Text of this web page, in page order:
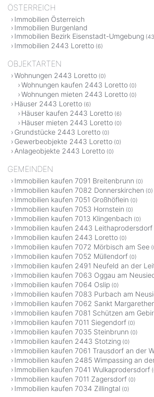
ÖSTERREICH
Immobilien Österreich
Immobilien Burgenland
Immobilien Bezirk Eisenstadt-Umgebung
Immobilien 2443 Loretto (6)
OBJEKTARTEN
Wohnungen 2443 Loretto (0)
Wohnungen kaufen 2443 Loretto (0)
Wohnungen mieten 2443 Loretto (0)
Häuser 2443 Loretto (6)
Häuser kaufen 2443 Loretto (6)
Häuser mieten 2443 Loretto (0)
Grundstücke 2443 Loretto (0)
Gewerbeobjekte 2443 Loretto (0)
Anlageobjekte 2443 Loretto (0)
GEMEINDEN
Immobilien kaufen 7091 Breitenbrunn (0)
Immobilien kaufen 7082 Donnerskirchen (0)
Immobilien kaufen 7051 Großhöflein (0)
Immobilien kaufen 7053 Hornstein (0)
Immobilien kaufen 7013 Klingenbach (0)
Immobilien kaufen 2443 Leithaprodersdorf
Immobilien kaufen 2443 Loretto (0)
Immobilien kaufen 7072 Mörbisch am See
Immobilien kaufen 7052 Müllendorf (0)
Immobilien kaufen 2491 Neufeld an der
Immobilien kaufen 7063 Oggau am
Immobilien kaufen 7064 Oslip (0)
Immobilien kaufen 7083 Purbach am
Immobilien kaufen 7062 Sankt
Immobilien kaufen 7081 Schützen am
Immobilien kaufen 7011 Siegendorf (0)
Immobilien kaufen 7035 Steinbrunn (0)
Immobilien kaufen 2443 Stotzing (0)
Immobilien kaufen 7061 Trausdorf an der
Immobilien kaufen 2485 Wimpassing an
Immobilien kaufen 7041 Wulkaprodersdorf
Immobilien kaufen 7011 Zagersdorf (0)
Immobilien kaufen 7034 Zillingtal (0)